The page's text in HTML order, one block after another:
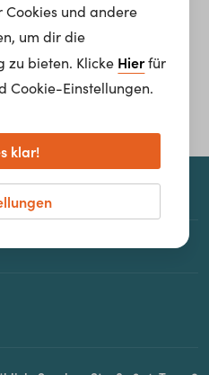
Cookies und andere
um dir die
zu bieten. Klicke Hierfür
Cookie-Einstellungen.
klar!